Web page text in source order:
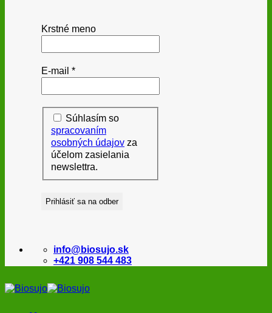
Krstné meno
E-mail *
Súhlasím so
spracovaním
osobných údajov za
účelom zasielania
newslettra.
info@biosujo.sk
+421 908 544 483